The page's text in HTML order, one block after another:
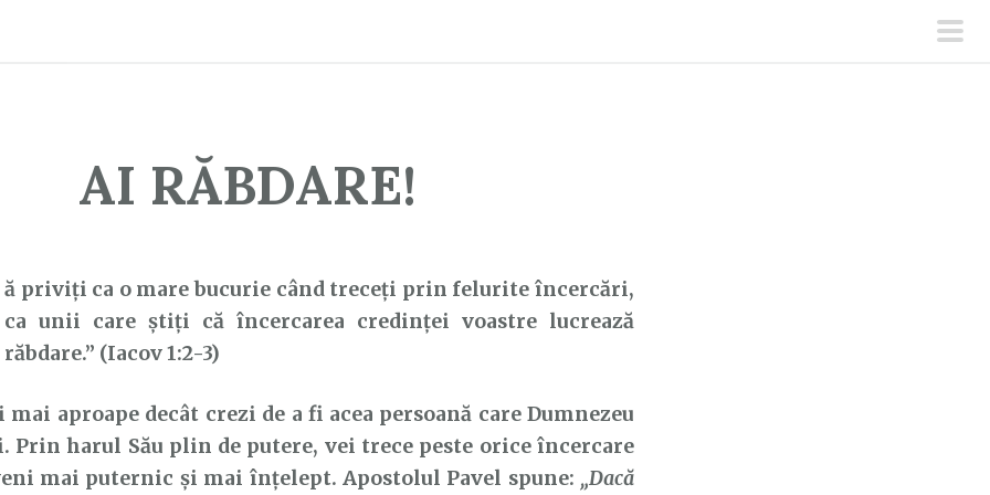
AI RĂBDARE!
ă priviți ca o mare bucurie când treceți prin felurite încercări,
ca unii care știți că încercarea credinței voastre lucrează
răbdare.” (Iacov 1:2-3)
aproape decât crezi de a fi acea persoană care Dumnezeu
Prin harul Său plin de putere, vei trece peste orice încercare
mai puternic și mai înțelept. Apostolul Pavel spune: „Dacă